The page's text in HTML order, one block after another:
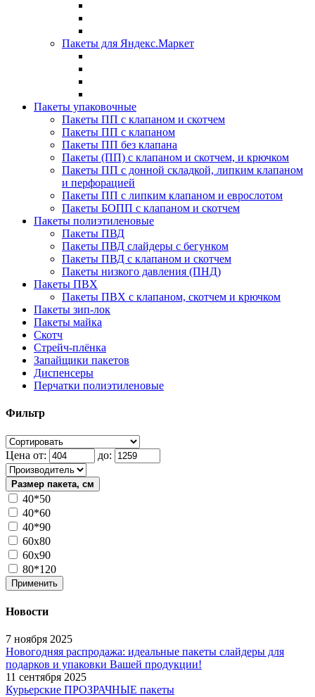
Пакеты для Яндекс.Маркет
Пакеты упаковочные
Пакеты ПП с клапаном и скотчем
Пакеты ПП с клапаном
Пакеты ПП без клапана
Пакеты (ПП) с клапаном и скотчем, и крючком
Пакеты ПП с донной складкой, липким клапаном
и перфорацией
Пакеты ПП с липким клапаном и еврослотом
Пакеты БОПП с клапаном и скотчем
Пакеты полиэтиленовые
Пакеты ПВД
Пакеты ПВД слайдеры с бегунком
Пакеты ПВД с клапаном и скотчем
Пакеты низкого давления (ПНД)
Пакеты ПВХ
Пакеты ПВХ с клапаном, скотчем и крючком
Пакеты зип-лок
Пакеты майка
Скотч
Стрейч-плёнка
Запайщики пакетов
Диспенсеры
Перчатки полиэтиленовые
Фильтр
Цена от: до:
Размер пакета, см
40*50
40*60
40*90
60х80
60х90
80*120
Применить
Новости
7 ноября 2025
Новогодняя распродажа: идеальные пакеты слайдеры для
подарков и упаковки Вашей продукции!
11 сентября 2025
Курьерские ПРОЗРАЧНЫЕ пакеты